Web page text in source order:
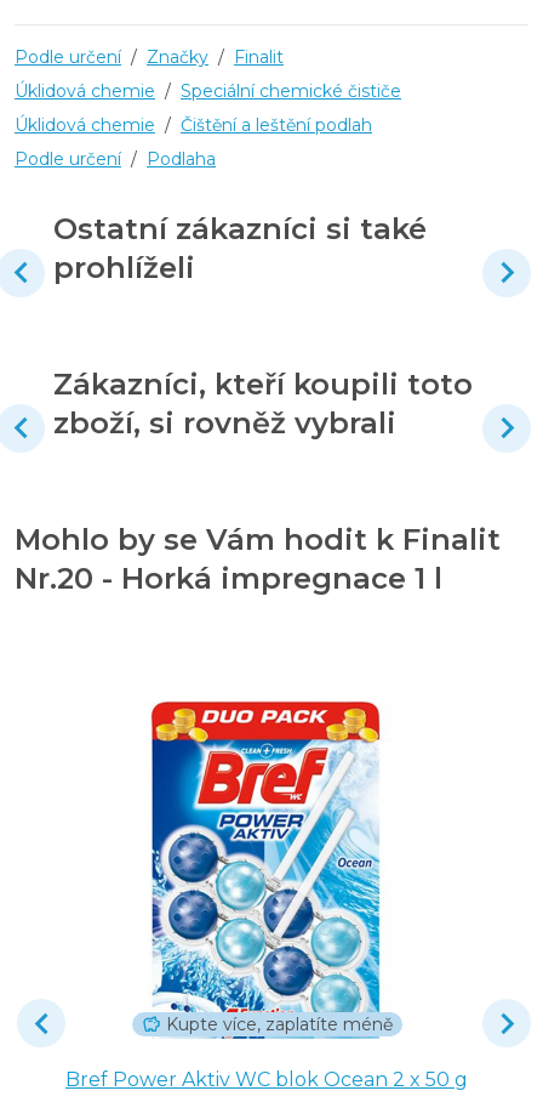
Podle určení / Značky / Finalit
Úklidová chemie / Speciální chemické čističe
Úklidová chemie / Čištění a leštění podlah
Podle určení / Podlaha
Ostatní zákazníci si také
prohlíželi
Zákazníci, kteří koupili toto
zboží, si rovněž vybrali
Mohlo by se Vám hodit k Finalit
Nr.20 - Horká impregnace 1 l
Kupte více, zaplatíte méně
Bref Power Aktiv WC blok Ocean 2 x 50 g